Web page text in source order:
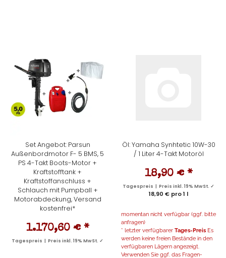
Set Angebot: Parsun
Außenbordmotor F- 5 BMS, 5
PS 4-Takt Boots-Motor +
Kraftstofftank +
Kraftstoffanschluss +
Schlauch mit Pumpball +
Motorabdeckung, Versand
kostenfrei*
1.170,60 € *
Tagespreis | Preis inkl. 19% MwSt. ✓
Öl: Yamaha Synhtetic 10W-30
/ 1 Liter 4-Takt Motoröl
18,90 € *
Tagespreis | Preis inkl. 19% MwSt. ✓
18,90 € pro 1 l
momentan nicht verfügbar (ggf. bitte
anfragen)
* letzter verfügbarer Tages-Preis Es
werden keine freien Bestände in den
verfügbaren Lägern angezeigt.
Verwenden Sie ggf. das Fragen-